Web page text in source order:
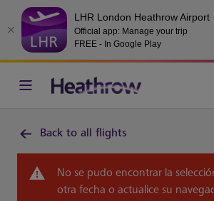
LHR London Heathrow Airport
Official app: Manage your trip
FREE - In Google Play
Back to all flights
No se pudo encontrar la
otra fecha o actualice su